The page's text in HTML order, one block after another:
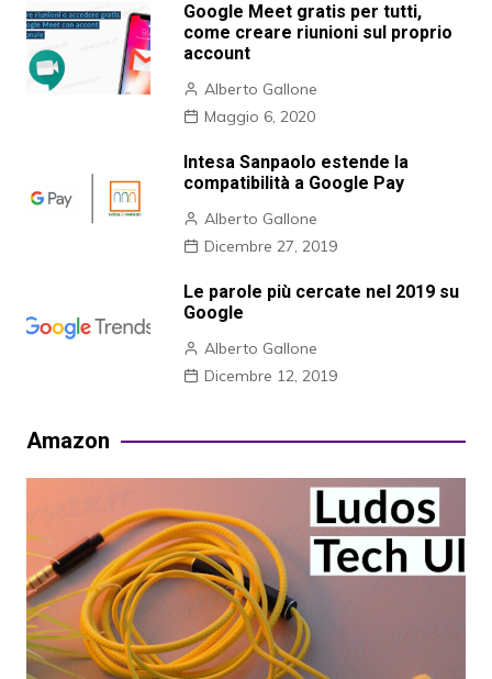
Google Meet gratis per tutti,
come creare riunioni sul proprio
account
Alberto Gallone
Maggio 6, 2020
Intesa Sanpaolo estende la
compatibilità a Google Pay
Alberto Gallone
Dicembre 27, 2019
Le parole più cercate nel 2019 su
Google
Alberto Gallone
Dicembre 12, 2019
Amazon